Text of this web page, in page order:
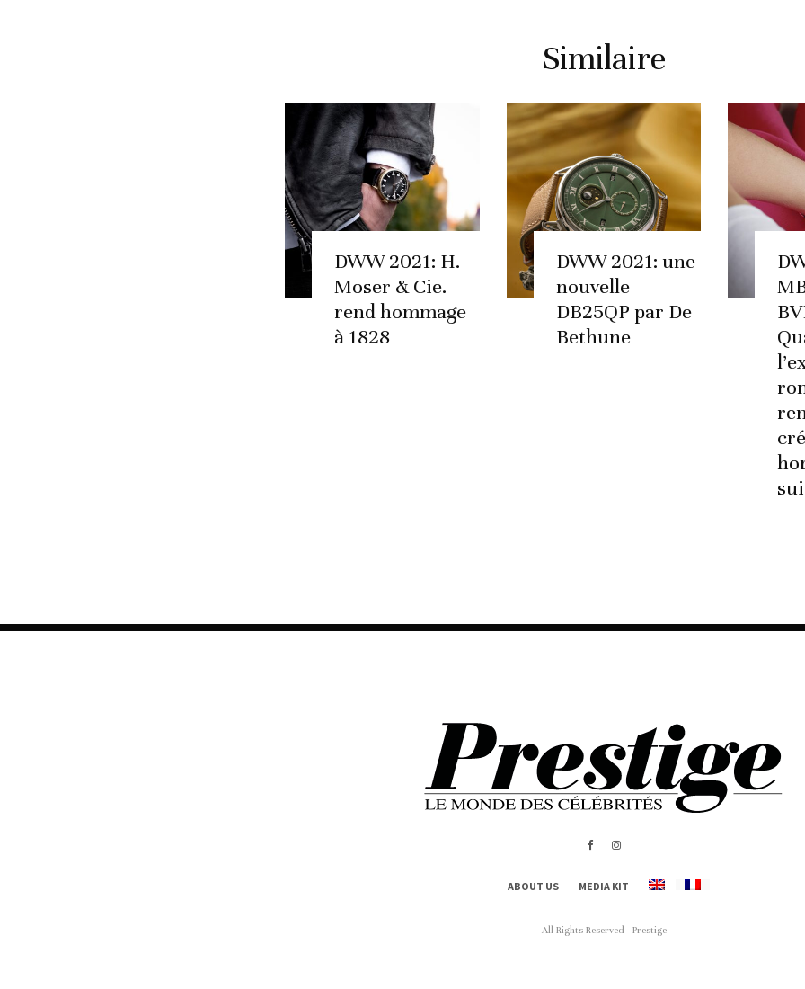
Similaire
DWW 2021: H.
Moser & Cie.
rend hommage
à 1828
DWW 2021: une
nouvelle
DB25QP par De
Bethune
ABOUT US MEDIA KIT
All Rights Reserved - Prestige